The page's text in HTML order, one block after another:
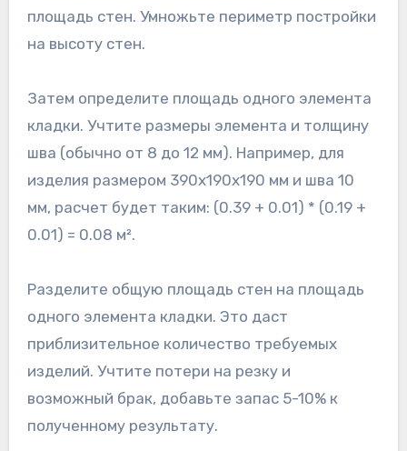
площадь стен. Умножьте периметр постройки
на высоту стен.
Затем определите площадь одного элемента
кладки. Учтите размеры элемента и толщину
шва (обычно от 8 до 12 мм). Например, для
изделия размером 390x190x190 мм и шва 10
мм, расчет будет таким: (0.39 + 0.01) * (0.19 +
0.01) = 0.08 м².
Разделите общую площадь стен на площадь
одного элемента кладки. Это даст
приблизительное количество требуемых
изделий. Учтите потери на резку и
возможный брак, добавьте запас 5-10% к
полученному результату.